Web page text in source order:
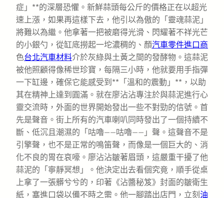
症」**的深層恐懼。新鮮蒜頭每公斤的價格正在以超光
速上漲，如果再這樣下去，他引以為傲的「靈魂蒜泥」
將難以為繼。他拿著一把被磨得光滑、閃耀著不祥光芒
的小銀勺，從缸底撈起一坨濃稠的、顏汽車零件進口商
色台北汽車材料介於灰綠與土黃之間的發酵物。這蒜泥
被他照顧得像稀世珍寶，每隔三小時，他就要用手指彈
一下缸邊，確保它能感受到**「溫和的震動」**，以助
其在精神上達到圓滿。就在廖沾沾專注於與蒜泥進行心
靈交流時，外面的世界開始發出一些不對勁的信號。首
先是聲音。街上所有的汽車喇叭同時發出了一個持續不
斷、低沉且潮濕的「咕嚕——咕嚕——」聲。這聲音不是
引擎聲，也不是正常的鳴笛聲，而像是一個巨大的、消
化不良的胃在哀嚎。廖沾沾皺著眉頭，這嚴重干擾了他
蒜泥的「寧靜冥想」。他決定出去看個究竟，順手從桌
上拿了一張髒兮兮的，印著《沾醬秘笈》封面的皺衛生
紙，塞進口袋以備不時之需。他一腳踏出店門，立刻 油